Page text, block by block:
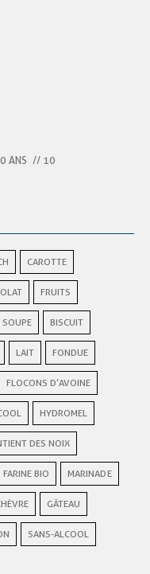
ANS // 10
CAROTTE
FRUITS
SOUPE BISCUIT
LAIT FONDUE
FLOCONS D’AVOINE
HYDROMEL
DES NOIX
FARINE BIO MARINADE
GÂTEAU
SANS-ALCOOL